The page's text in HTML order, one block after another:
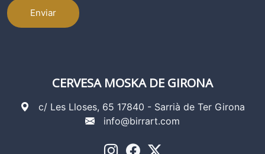
Enviar
CERVESA MOSKA DE GIRONA
c/ Les Lloses, 65 17840 - Sarrià de Ter Girona
info@birrart.com